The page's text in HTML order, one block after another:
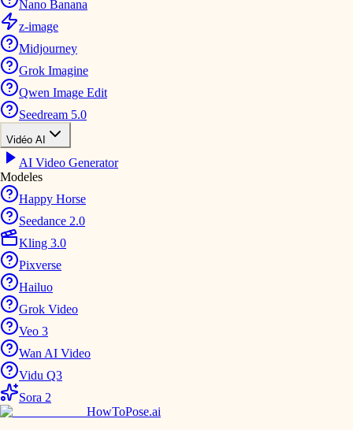
Nano Banana
z-image
Midjourney
Grok Imagine
Qwen Image Edit
Seedream 5.0
Vidéo AI
AI Video Generator
Modeles
Happy Horse
Seedance 2.0
Kling 3.0
Pixverse
Hailuo
Grok Video
Veo 3
Wan AI Video
Vidu Q3
Sora 2
HowToPose.ai